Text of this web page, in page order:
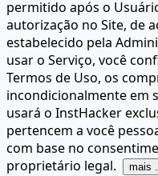
permitido após o
autorização no Site, de
estabelecido pela
usar o Serviço, você
Termos de Uso, os
incondicionalmente em
usará o InstHacker
pertencem a você
com base no
proprietário legal.
mais